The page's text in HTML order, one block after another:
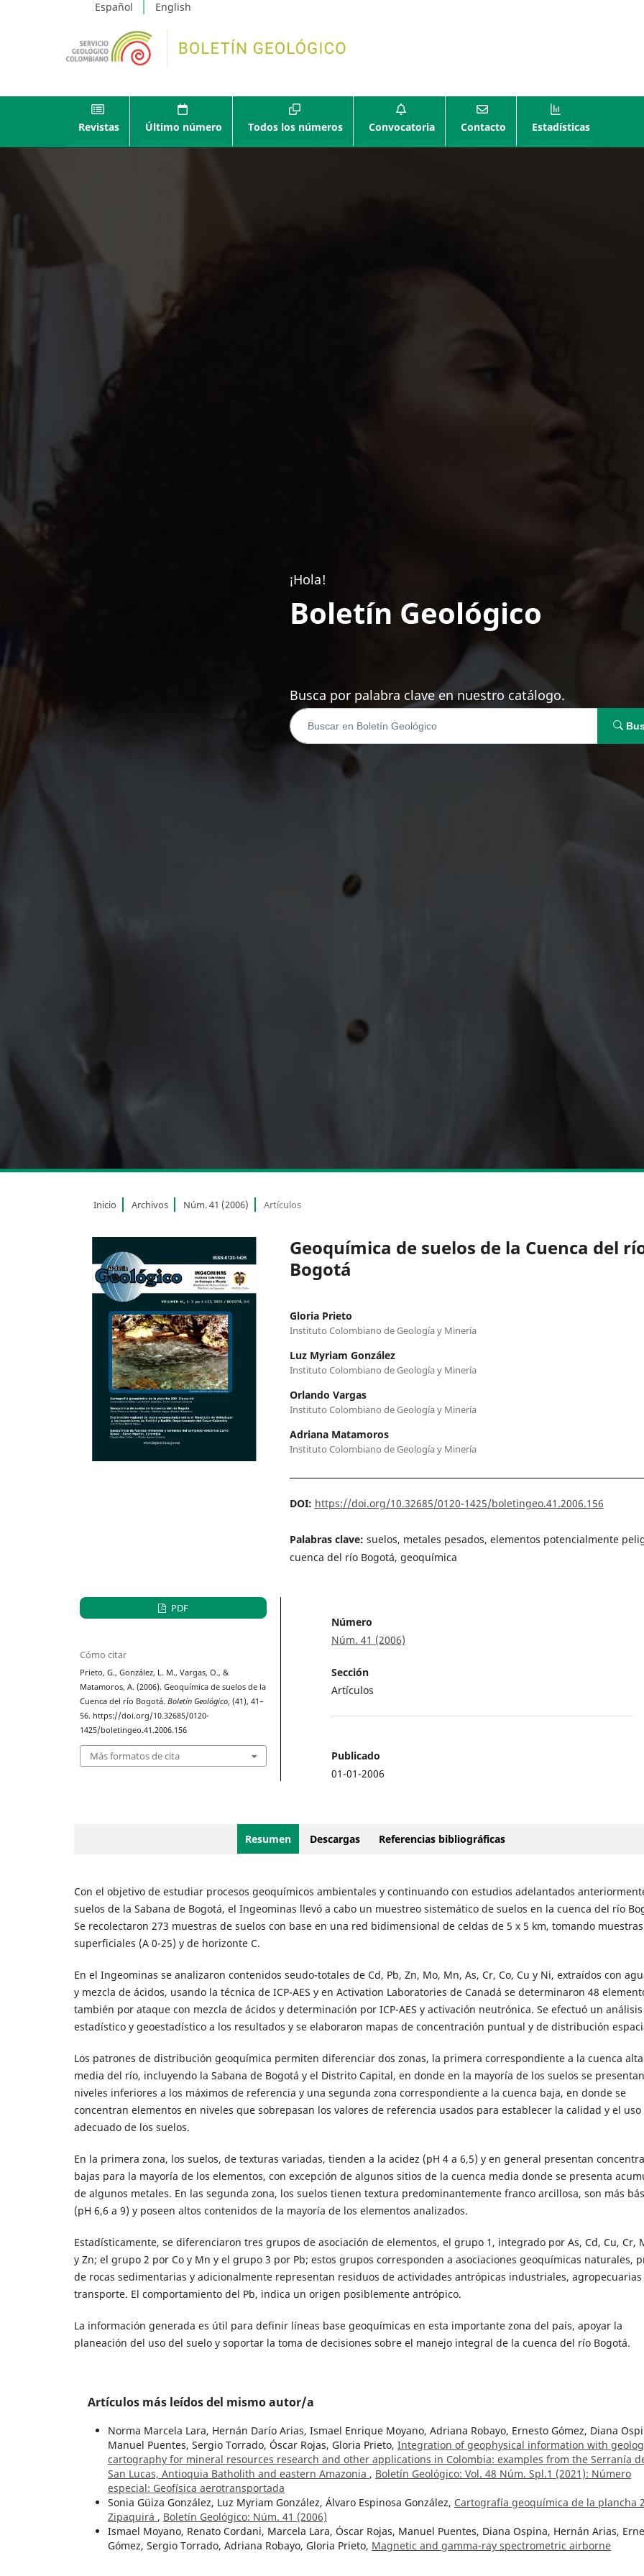
Español English
Revistas Último número Todos los números Convocatoria Contacto Estadísticas
¡Hola!
Boletín Geológico
Busca por palabra clave en nuestro catálogo.
Inicio Archivos Núm. 41 (2006) Artículos
Geoquímica de suelos de la Cuenca del
Bogotá
Gloria Prieto
Instituto Colombiano de Geología y Minería
Luz Myriam González
Instituto Colombiano de Geología y Minería
Orlando Vargas
Instituto Colombiano de Geología y Minería
Adriana Matamoros
Instituto Colombiano de Geología y Minería
DOI: https://doi.org/10.32685/0120-1425/boletingeo.41.2006.156
Palabras clave: suelos, metales pesados, elementos potencialmente
cuenca del río Bogotá, geoquímica
PDF
Cómo citar
Prieto, G., González, L. M., Vargas, O., &
Matamoros, A. (2006). Geoquímica de suelos de la
Cuenca del río Bogotá.Boletín Geológico, (41), 41–
56. https://doi.org/10.32685/0120-
1425/boletingeo.41.2006.156
Más formatos de cita
Número
Núm. 41 (2006)
Sección
Artículos
Publicado
01-01-2006
Resumen Descargas Referencias bibliográficas
Con el objetivo de estudiar procesos geoquímicos ambientales y continuando con estudios adelantados
suelos de la Sabana de Bogotá, el Ingeominas llevó a cabo un muestreo sistemático de suelos en la cuenca del río
Se recolectaron 273 muestras de suelos con base en una red bidimensional de celdas de 5 x 5 km, tomando muestras
superficiales (A 0-25) y de horizonte C.
En el Ingeominas se analizaron contenidos seudo-totales de Cd, Pb, Zn, Mo, Mn, As, Cr, Co, Cu y Ni, extraídos con
y mezcla de ácidos, usando la técnica de ICP-AES y en Activation Laboratories de Canadá se determinaron 48
también por ataque con mezcla de ácidos y determinación por ICP-AES y activación neutrónica. Se efectuó un análisis
estadístico y geoestadístico a los resultados y se elaboraron mapas de concentración puntual y de distribución
Los patrones de distribución geoquímica permiten diferenciar dos zonas, la primera correspondiente a la cuenca
media del río, incluyendo la Sabana de Bogotá y el Distrito Capital, en donde en la mayoría de los suelos se presentan
niveles inferiores a los máximos de referencia y una segunda zona correspondiente a la cuenca baja, en donde se
concentran elementos en niveles que sobrepasan los valores de referencia usados para establecer la calidad y el uso
adecuado de los suelos.
En la primera zona, los suelos, de texturas variadas, tienden a la acidez (pH 4 a 6,5) y en general presentan
bajas para la mayoría de los elementos, con excepción de algunos sitios de la cuenca media donde se presenta
de algunos metales. En las segunda zona, los suelos tienen textura predominantemente franco arcillosa, son más
(pH 6,6 a 9) y poseen altos contenidos de la mayoría de los elementos analizados.
Estadísticamente, se diferenciaron tres grupos de asociación de elementos, el grupo 1, integrado por As, Cd, Cu, Cr,
y Zn; el grupo 2 por Co y Mn y el grupo 3 por Pb; estos grupos corresponden a asociaciones geoquímicas naturales,
de rocas sedimentarias y adicionalmente representan residuos de actividades antrópicas industriales, agropecuarias
transporte. El comportamiento del Pb, indica un origen posiblemente antrópico.
La información generada es útil para definir líneas base geoquímicas en esta importante zona del país, apoyar la
planeación del uso del suelo y soportar la toma de decisiones sobre el manejo integral de la cuenca del río Bogotá.
Artículos más leídos del mismo autor/a
Norma Marcela Lara, Hernán Darío Arias, Ismael Enrique Moyano, Adriana Robayo, Ernesto Gómez, Diana
Manuel Puentes, Sergio Torrado, Óscar Rojas, Gloria Prieto, Integration of geophysical information with
cartography for mineral resources research and other applications in Colombia: examples from the Serranía
San Lucas, Antioquia Batholith and eastern Amazonia , Boletín Geológico: Vol. 48 Núm. Spl.1 (2021): Número
especial: Geofísica aerotransportada
Sonia Güiza González, Luz Myriam González, Álvaro Espinosa González, Cartografía geoquímica de la plancha
Zipaquirá , Boletín Geológico: Núm. 41 (2006)
Ismael Moyano, Renato Cordani, Marcela Lara, Óscar Rojas, Manuel Puentes, Diana Ospina, Hernán Arias,
Gómez, Sergio Torrado, Adriana Robayo, Gloria Prieto, Magnetic and gamma-ray spectrometric airborne